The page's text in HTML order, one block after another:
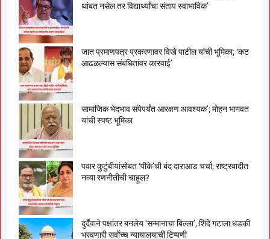
थांबत नसेल तर विद्यार्थ्यांचा संताप स्वाभाविक’
जात प्रमाणपत्र प्रकरणावर विखे पाटील यांची भूमिका; ‘कट
आढळल्यास संबंधितांवर कारवाई’
सामाजिक भेदभाव संपेपर्यंत आरक्षण आवश्यक’; मोहन भागवत
यांची स्पष्ट भूमिका
पवार कुटुंबीयांसोबत ‘पीके’ची बंद दाराआड चर्चा; राष्ट्रवादीत
नव्या रणनीतीची चाहूल?
दुर्दैवाने पक्षांतर बनलेय ‘सन्मानाचा बिल्ला’, शिंदे गटाला धडकी
भरवणारी सर्वाेच्च न्यायालयाची टिप्पणी